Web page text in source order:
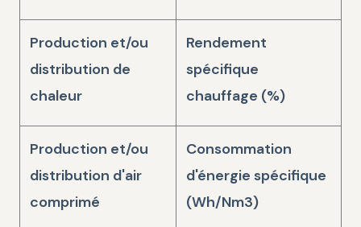
Production et/ou
distribution de
chaleur
Rendement
spécifique
chauffage (%)
Production et/ou
distribution d'air
comprimé
Consommation
d'énergie spécifique
(Wh/Nm3)